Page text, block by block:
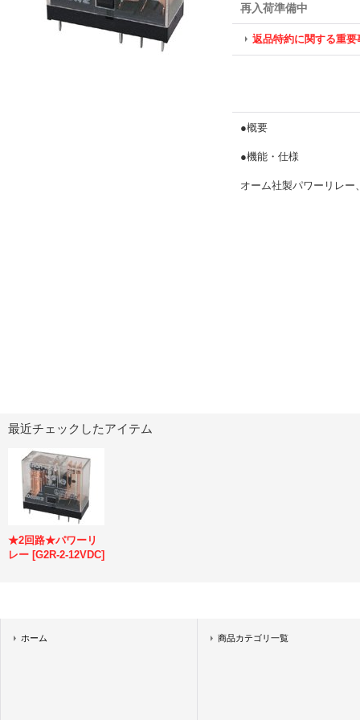
再入荷準備中
返品特約に関する重要
●概要
●機能・仕様
オーム社製パワーリレー
最近チェックしたアイテム
★2回路★パワーリ
レー [G2R-2-12VDC]
ホーム 商品カテゴリ一覧